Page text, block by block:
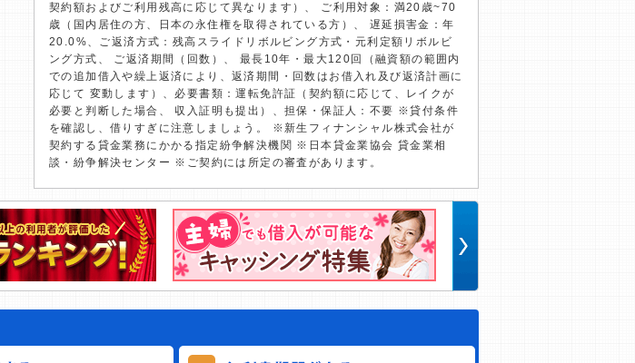
契約額およびご利用残高に応じて異なります）、 ご利用対象：満20歳~70
歳（国内居住の方、日本の永住権を取得されている方）、 遅延損害金：年
20.0%、ご返済方式：残高スライドリボルビング方式・元利定額リボルビ
ング方式、 ご返済期間（回数）、 最長10年・最大120回（融資額の範囲内
での追加借入や繰上返済により、返済期間・回数はお借入れ及び返済計画に
応じて 変動します）、必要書類：運転免許証（契約額に応じて、レイクが
必要と判断した場合、 収入証明も提出）、担保・保証人：不要 ※貸付条件
を確認し、借りすぎに注意しましょう。 ※新生フィナンシャル株式会社が
契約する貸金業務にかかる指定紛争解決機関 ※日本貸金業協会 貸金業相
談・紛争解決センター ※ご契約には所定の審査があります。